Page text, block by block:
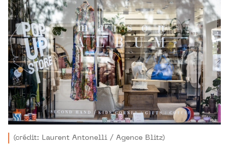
(crédit: Laurent Antonelli / Agence Blitz)